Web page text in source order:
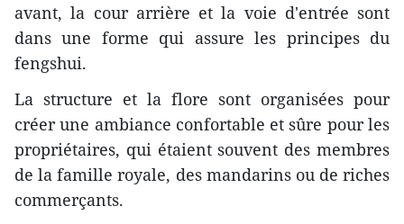
avant, la cour arrière et la voie d'entrée sont
dans une forme qui assure les principes du
fengshui.
La structure et la flore sont organisées pour
créer une ambiance confortable et sûre pour les
propriétaires, qui étaient souvent des membres
de la famille royale, des mandarins ou de riches
commerçants.